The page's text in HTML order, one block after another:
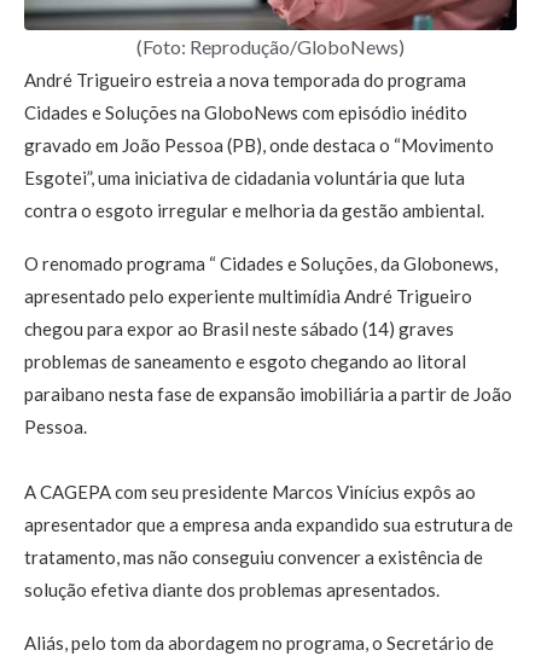
(Foto: Reprodução/GloboNews)
André Trigueiro estreia a nova temporada do programa
Cidades e Soluções na GloboNews com episódio inédito
gravado em João Pessoa (PB), onde destaca o “Movimento
Esgotei”, uma iniciativa de cidadania voluntária que luta
contra o esgoto irregular e melhoria da gestão ambiental.
O renomado programa “ Cidades e Soluções, da Globonews,
apresentado pelo experiente multimídia André Trigueiro
chegou para expor ao Brasil neste sábado (14) graves
problemas de saneamento e esgoto chegando ao litoral
paraibano nesta fase de expansão imobiliária a partir de João
Pessoa.
A CAGEPA com seu presidente Marcos Vinícius expôs ao
apresentador que a empresa anda expandido sua estrutura de
tratamento, mas não conseguiu convencer a existência de
solução efetiva diante dos problemas apresentados.
Aliás, pelo tom da abordagem no programa, o Secretário de